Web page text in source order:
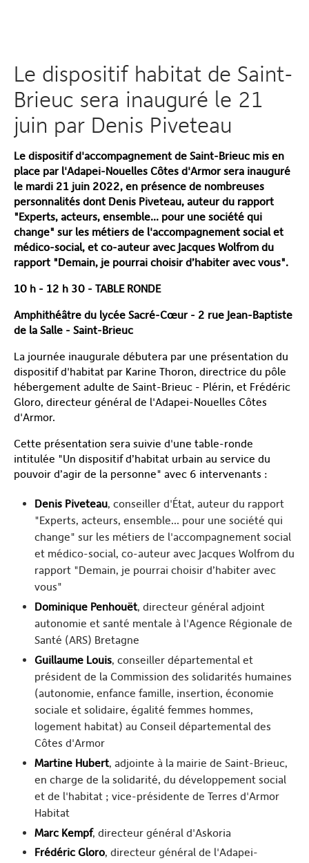
Le dispositif habitat de Saint-
Brieuc sera inauguré le 21
juin par Denis Piveteau
Le dispositif d'accompagnement de Saint-Brieuc mis en
place par l'Adapei-Nouelles Côtes d'Armor sera inauguré
le mardi 21 juin 2022, en présence de nombreuses
personnalités dont Denis Piveteau, auteur du rapport
"Experts, acteurs, ensemble... pour une société qui
change" sur les métiers de l'accompagnement social et
médico-social, et co-auteur avec Jacques Wolfrom du
rapport "Demain, je pourrai choisir d’habiter avec vous".
10 h - 12 h 30 - TABLE RONDE
Amphithéâtre du lycée Sacré-Cœur - 2 rue Jean-Baptiste
de la Salle - Saint-Brieuc
La journée inaugurale débutera par une présentation du
dispositif d'habitat par Karine Thoron, directrice du pôle
hébergement adulte de Saint-Brieuc - Plérin, et Frédéric
Gloro, directeur général de l'Adapei-Nouelles Côtes
d'Armor.
Cette présentation sera suivie d'une table-ronde
intitulée "Un dispositif d’habitat urbain au service du
pouvoir d’agir de la personne" avec 6 intervenants :
Denis Piveteau, conseiller d'État, auteur du rapport
"Experts, acteurs, ensemble... pour une société qui
change" sur les métiers de l'accompagnement social
et médico-social, co-auteur avec Jacques Wolfrom du
rapport "Demain, je pourrai choisir d’habiter avec
vous"
Dominique Penhouët, directeur général adjoint
autonomie et santé mentale à l'Agence Régionale de
Santé (ARS) Bretagne
Guillaume Louis, conseiller départemental et
président de la Commission des solidarités humaines
(autonomie, enfance famille, insertion, économie
sociale et solidaire, égalité femmes hommes,
logement habitat) au Conseil départemental des
Côtes d'Armor
Martine Hubert, adjointe à la mairie de Saint-Brieuc,
en charge de la solidarité, du développement social
et de l'habitat ; vice-présidente de Terres d'Armor
Habitat
Marc Kempf, directeur général d'Askoria
Frédéric Gloro, directeur général de l'Adapei-